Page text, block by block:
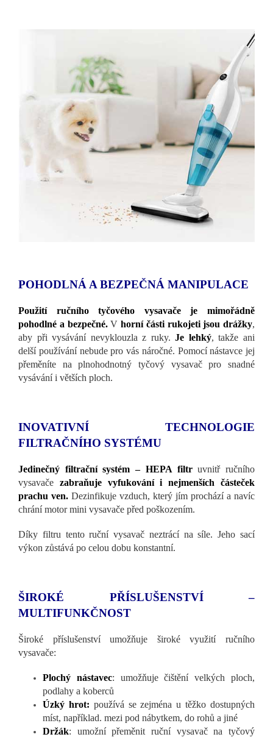
POHODLNÁ A BEZPEČNÁ MANIPULACE
Použití ručního tyčového vysavače je mimořádně
pohodlné a bezpečné. V horní části rukojeti jsou drážky,
aby při vysávání nevyklouzla z ruky.Je lehký, takže ani
delší používání nebude pro vás náročné. Pomocí nástavce jej
přeměníte na plnohodnotný tyčový vysavač pro snadné
vysávání i větších ploch.
INOVATIVNÍ TECHNOLOGIE
FILTRAČNÍHO SYSTÉMU
Jedinečný filtrační systém – HEPA filtr uvnitř ručního
vysavače zabraňuje vyfukování i nejmenších částeček
prachu ven. Dezinfikuje vzduch, který jím prochází a navíc
chrání motor mini vysavače před poškozením.
Díky filtru tento ruční vysavač neztrácí na síle. Jeho sací
výkon zůstává po celou dobu konstantní.
ŠIROKÉ PŘÍSLUŠENSTVÍ –
MULTIFUNKČNOST
Široké příslušenství umožňuje široké využití ručního
vysavače:
Plochý nástavec: umožňuje čištění velkých ploch,
podlahy a koberců
Úzký hrot: používá se zejména u těžko dostupných
míst, například. mezi pod nábytkem, do rohů a jiné
Držák: umožní přeměnit ruční vysavač na tyčový